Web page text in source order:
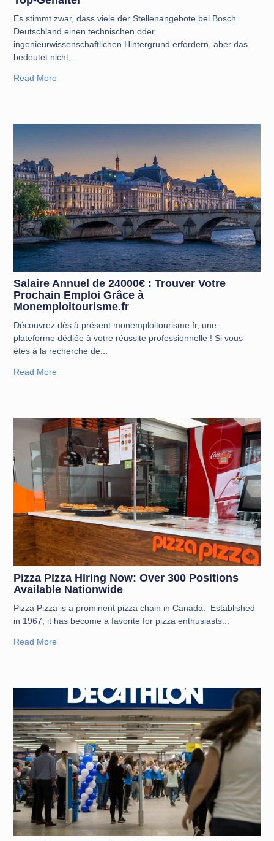
Es stimmt zwar, dass viele der Stellenangebote bei Bosch
Deutschland einen technischen oder
ingenieurwissenschaftlichen Hintergrund erfordern, aber das
bedeutet nicht,
Read More
Salaire Annuel de 24000€ : Trouver Votre
Prochain Emploi Grâce à
Monemploitourisme.fr
Découvrez dès à présent monemploitourisme.fr, une
plateforme dédiée à votre réussite professionnelle ! Si vous
êtes à la recherche de
Read More
Pizza Pizza Hiring Now: Over 300 Positions
Available Nationwide
Pizza Pizza is a prominent pizza chain in Canada. Established
in 1967, it has become a favorite for pizza enthusiasts
Read More